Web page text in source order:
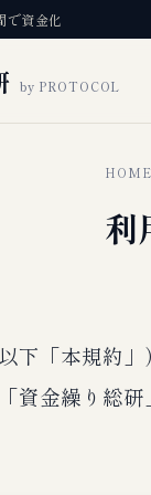
で資金化
by PROTOCOL
HOME
利
下「本規約
資金繰り総